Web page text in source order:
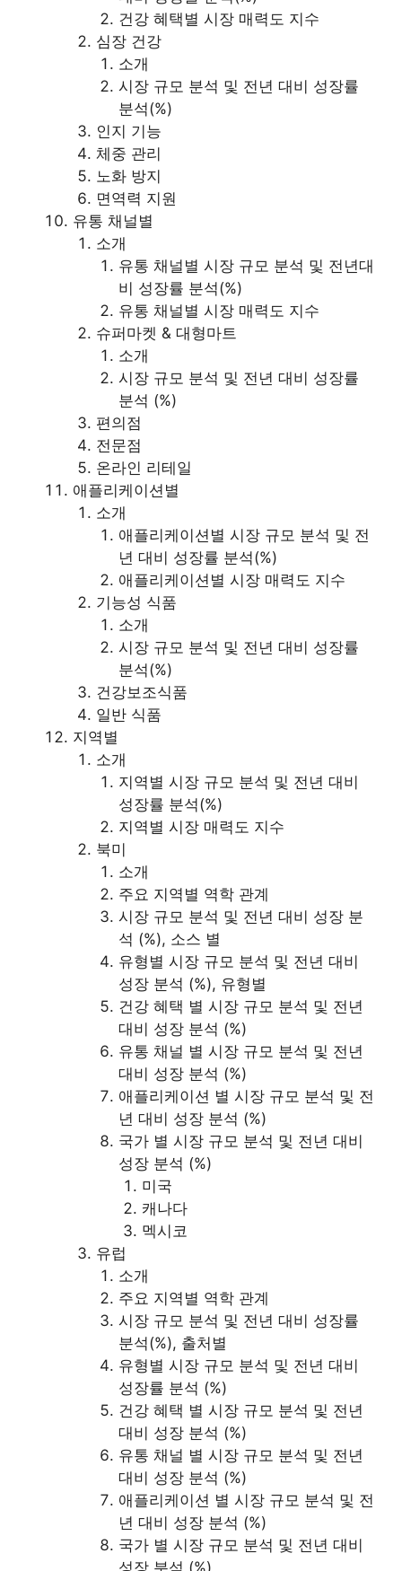
건강 혜택별 시장 매력도 지수
심장 건강
소개
시장 규모 분석 및 전년 대비 성장률
분석(%)
인지 기능
체중 관리
노화 방지
면역력 지원
유통 채널별
소개
유통 채널별 시장 규모 분석 및 전년대
비 성장률 분석(%)
유통 채널별 시장 매력도 지수
슈퍼마켓 & 대형마트
소개
시장 규모 분석 및 전년 대비 성장률
분석 (%)
편의점
전문점
온라인 리테일
애플리케이션별
소개
애플리케이션별 시장 규모 분석 및 전
년 대비 성장률 분석(%)
애플리케이션별 시장 매력도 지수
기능성 식품
소개
시장 규모 분석 및 전년 대비 성장률
분석(%)
건강보조식품
일반 식품
지역별
소개
지역별 시장 규모 분석 및 전년 대비
성장률 분석(%)
지역별 시장 매력도 지수
북미
소개
주요 지역별 역학 관계
시장 규모 분석 및 전년 대비 성장 분
석 (%), 소스 별
유형별 시장 규모 분석 및 전년 대비
성장 분석 (%), 유형별
건강 혜택 별 시장 규모 분석 및 전년
대비 성장 분석 (%)
유통 채널 별 시장 규모 분석 및 전년
대비 성장 분석 (%)
애플리케이션 별 시장 규모 분석 및 전
년 대비 성장 분석 (%)
국가 별 시장 규모 분석 및 전년 대비
성장 분석 (%)
미국
캐나다
멕시코
유럽
소개
주요 지역별 역학 관계
시장 규모 분석 및 전년 대비 성장률
분석(%), 출처별
유형별 시장 규모 분석 및 전년 대비
성장률 분석 (%)
건강 혜택 별 시장 규모 분석 및 전년
대비 성장 분석 (%)
유통 채널 별 시장 규모 분석 및 전년
대비 성장 분석 (%)
애플리케이션 별 시장 규모 분석 및 전
년 대비 성장 분석 (%)
국가 별 시장 규모 분석 및 전년 대비